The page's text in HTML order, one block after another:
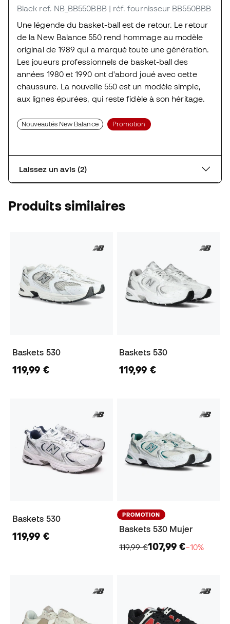
Black ref. NB_BB550BBB | réf. fournisseur BB550BBB
Une légende du basket-ball est de retour. Le retour
de la New Balance 550 rend hommage au modèle
original de 1989 qui a marqué toute une génération.
Les joueurs professionnels de basket-ball des
années 1980 et 1990 ont d'abord joué avec cette
chaussure. La nouvelle 550 est un modèle simple,
aux lignes épurées, qui reste fidèle à son héritage.
Nouveautés New Balance Promotion
Laissez un avis (2)
Produits similaires
Baskets 530
119,99 €
Baskets 530
119,99 €
Baskets 530
119,99 €
PROMOTION
Baskets 530 Mujer
119,99 €107,99 €−10%